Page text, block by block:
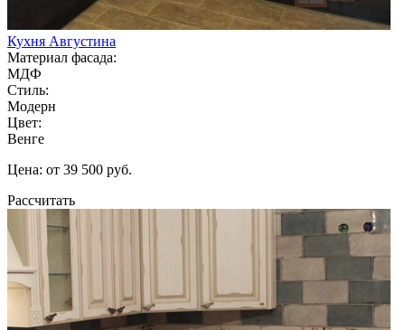
Кухня Августина
Материал фасада:
МДФ
Стиль:
Модерн
Цвет:
Венге
Цена: от 39 500 руб.
Рассчитать